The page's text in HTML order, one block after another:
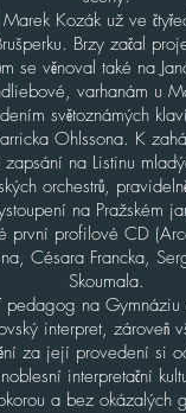
Kozák už ve
Brzy začal
se věnoval také na
varhanám u
světoznámých
Ohlssona. K
na Listinu
orchestrů,
na Pražském
první profilové CD
Césara Francka,
Skoumala.
na Gymnáziu
interpret, zároveň
za její provedení si
interpretační
a bez okázalých